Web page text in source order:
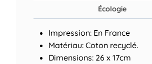
Écologie
Impression: En France
Matériau: Coton recyclé.
Dimensions: 26 x 17cm